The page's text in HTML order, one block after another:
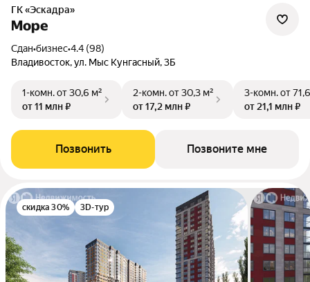
ГК «Эскадра»
Море
Сдан•бизнес•4.4 (98)
Владивосток, ул. Мыс Кунгасный, 3Б
1-комн.от 30,6 м²
от 11 млн ₽
2-комн.от 30,3 м²
от 17,2 млн ₽
3-комн.от
от 21,1 млн ₽
Позвонить Позвоните мне
скидка 30% 3D-тур